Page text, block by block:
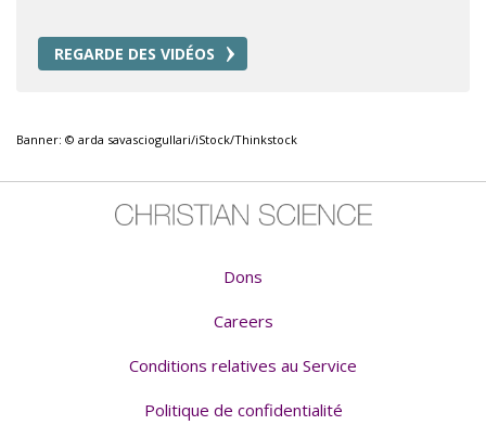
REGARDE DES VIDÉOS
Banner: © arda savasciogullari/iStock/Thinkstock
Dons
Careers
Conditions relatives au Service
Politique de confidentialité